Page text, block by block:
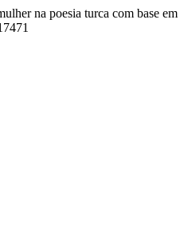
na poesia turca com base